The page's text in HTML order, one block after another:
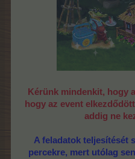
Kérünk mindenkit, hogy
hogy az event
addig ne
A feladatok teljesítését
percekre, mert utólag